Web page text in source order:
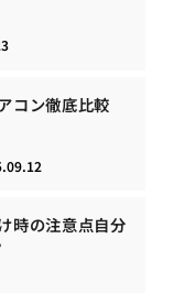
コン徹底比較
時の注意点自分